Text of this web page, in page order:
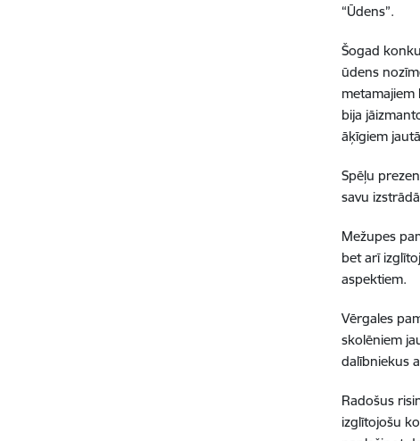
“Ūdens”.
Šogad
ūdens
metamajiem
bija
āķīgiem
Spēļu
savu
Mežupes
bet arī
aspektiem.
Vērgales
skolēniem
dalībniekus
Radošus
izglītojošu